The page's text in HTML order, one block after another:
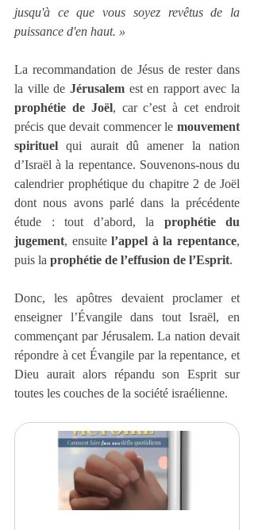
jusqu'à ce que vous soyez revêtus de la
puissance d'en haut. »
La recommandation de Jésus de rester dans
la ville de Jérusalem
prophétie de Joël, car c’est à cet endroit
précis que devait commencer le mouvement
spirituel qui aurait dû amener la nation
d’Israël à la repentance. Souvenons-nous du
calendrier prophétique du chapitre 2 de Joël
dont nous avons parlé dans la précédente
étude : tout d’abord, la prophétie du
jugement, ensuite l’appel à la repentance,
puis la prophétie de l’effusion de l’Esprit.
Donc, les apôtres devaient proclamer et
enseigner l’Évangile dans tout Israël, en
commençant par Jérusalem. La nation devait
répondre à cet Évangile par la repentance, et
Dieu aurait alors répandu son Esprit sur
toutes les couches de la société israélienne.